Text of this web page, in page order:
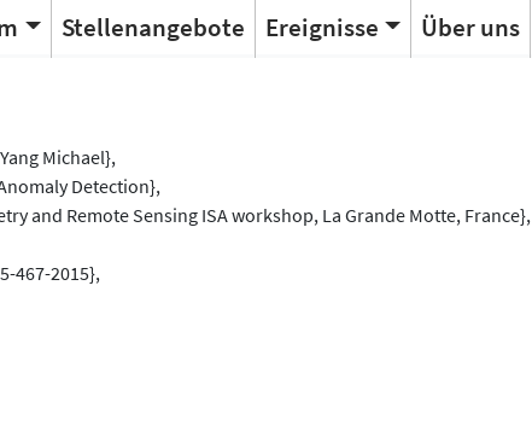
Stellenangebote Ereignisse Über uns
Michael},
Detection},
and Remote Sensing ISA workshop, La Grande Motte, France},
467-2015},